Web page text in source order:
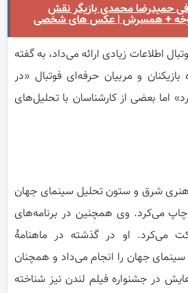
حمیدرضا محمدی بازیگر نقش
+ همسرش | عکس های شخصی
اطلاعات زیادی ارائه می‌داد، به گفته
و مربیان حرفه‌ای فوتبال «در
اما بعضی از کارشناسان با تحلیل‌های
شرق و ستون تحلیل سینمای جهان
چاپ می‌کرد. وی همچنین در برنامه‌های
می‌کرد. او در گذشته در ماهنامهٔ
جهان را انجام می‌داد و همچنان
در جشنواره فیلم لندن نیز شناخته